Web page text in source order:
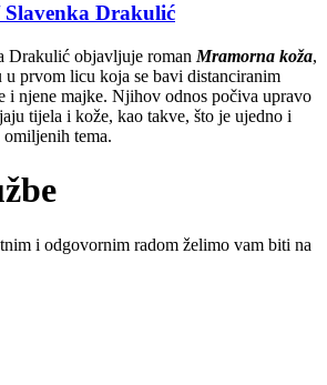
Drakulić
Drakulić objavljuje roman Mramorna koža,
prvom licu koja se bavi distanciranim
i njene majke. Njihov odnos počiva upravo
tijela i kože, kao takve, što je ujedno i
tema.
i odgovornim radom želimo vam biti na